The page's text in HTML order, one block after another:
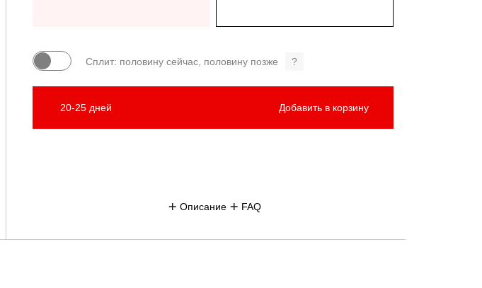
Сплит: половину сейчас, половину позже ?
20-25 дней Добавить в корзину
Описание FAQ